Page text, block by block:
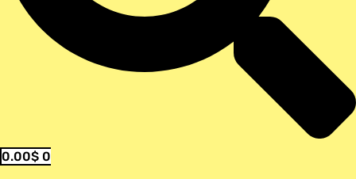
0.00$ 0